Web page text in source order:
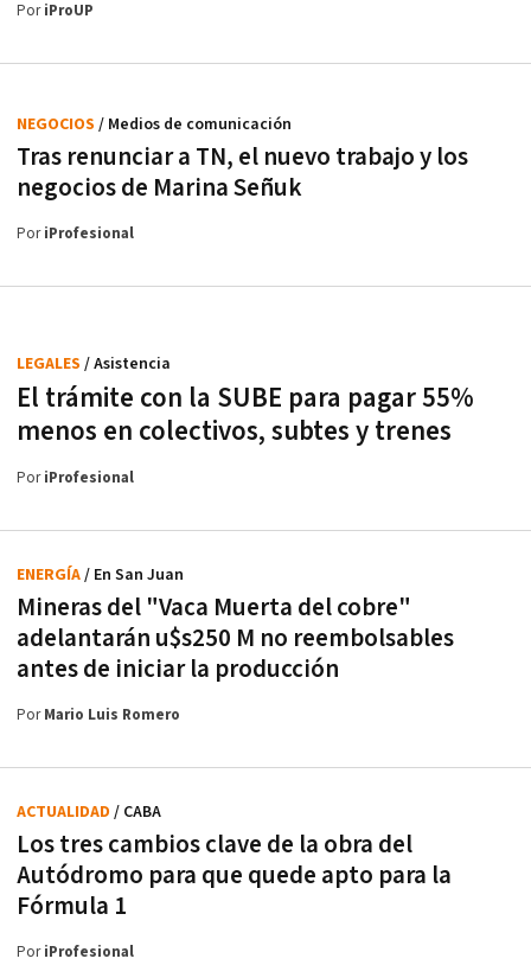
PoriProUP
Tras renunciar a TN, el nuevo trabajo y los
negocios de Marina Señuk
NEGOCIOS / Medios de comunicación
PoriProfesional
El trámite con la SUBE para pagar 55%
menos en colectivos, subtes y trenes
LEGALES / Asistencia
PoriProfesional
Mineras del "Vaca Muerta del cobre"
adelantarán u$s250 M no reembolsables
antes de iniciar la producción
ENERGÍA/ En San Juan
PorMario Luis Romero
Los tres cambios clave de la obra del
Autódromo para que quede apto para la
Fórmula 1
ACTUALIDAD / CABA
PoriProfesional